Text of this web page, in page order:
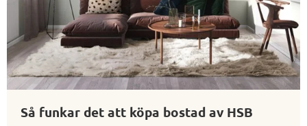
Så funkar det att köpa bostad av HSB